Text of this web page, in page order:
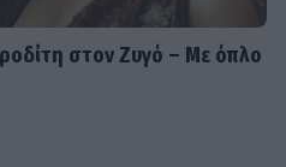
στον Ζυγό – Με όπλο